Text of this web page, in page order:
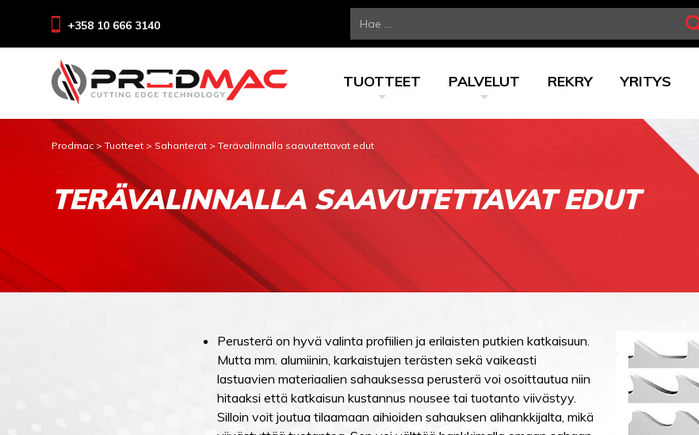
+358 10 666 3140
TUOTTEET PALVELUT REKRY YRITYS
Prodmac> Tuotteet> Sahanterät> Terävalinnalla saavutettavat edut
TERÄVALINNALLA SAAVUTETTAVAT EDUT
Perusterä on hyvä valinta profiilien ja erilaisten putkien katkaisuun.
Mutta mm. alumiinin, karkaistujen terästen sekä vaikeasti
lastuavien materiaalien sahauksessa perusterä voi osoittautua niin
hitaaksi että katkaisun kustannus nousee tai tuotanto viivästyy.
Silloin voit joutua tilaamaan aihioiden sahauksen alihankkijalta, mikä